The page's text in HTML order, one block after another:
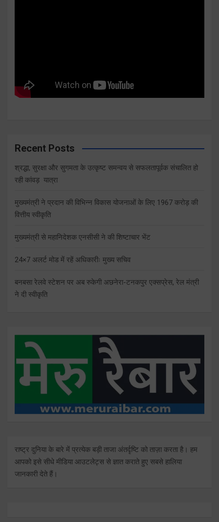
Recent Posts
श्रद्धा, सुरक्षा और सुगमता के उत्कृष्ट समन्वय से सफलतापूर्वक संचालित हो
रही कांवड़ यात्रा
मुख्यमंत्री ने प्रदान की विभिन्न विकास योजनाओं के लिए 1967 करोड़ की
वित्तीय स्वीकृति
मुख्यमंत्री से महानिदेशक एनसीसी ने की शिष्टाचार भेंट
24×7 अलर्ट मोड में रहें अधिकारीः मुख्य सचिव
बनबसा रेलवे स्टेशन पर अब रुकेगी अछनेरा-टनकपुर एक्सप्रेस, रेल मंत्री
ने दी स्वीकृति
राष्ट्र दुनिया के बारे में प्रत्येक बड़ी ताजा अंतर्दृष्टि को ताज़ा करता है। हम
आपको इसे सीधे मीडिया आउटलेट्स से ज्ञात कराते हुए सबसे हालिया
जानकारी देते हैं।